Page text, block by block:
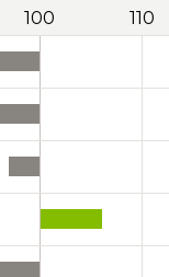
100 110